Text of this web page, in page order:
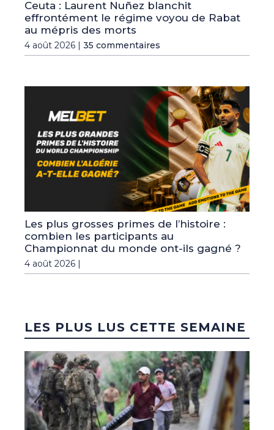
Ceuta : Laurent Nuñez blanchit
effrontément le régime voyou de Rabat
au mépris des morts
4 août 2026 | 35 commentaires
Les plus grosses primes de l’histoire :
combien les participants au
Championnat du monde ont-ils gagné ?
4 août 2026 |
LES PLUS LUS CETTE SEMAINE